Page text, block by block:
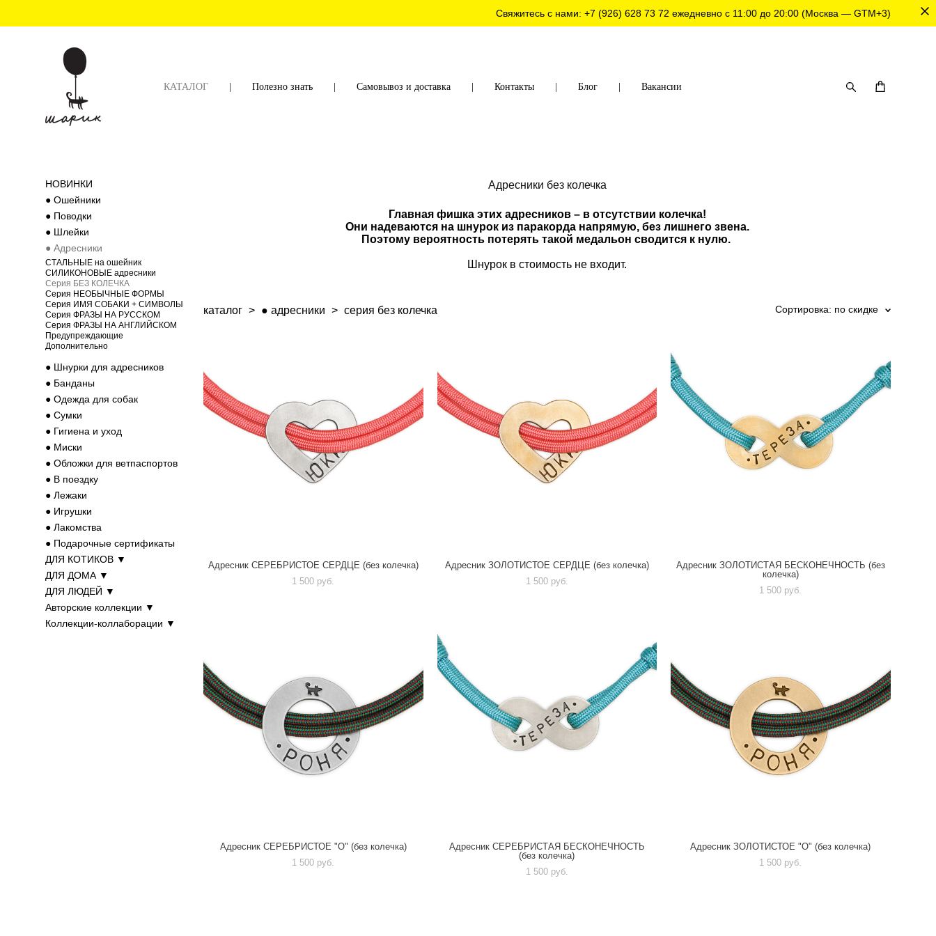
Свяжитесь с нами: +7 (926) 628 73 72 ежедневно с 11:00 до 20:00 (Москва — GTM+3)
КАТАЛОГ | Полезно знать | Самовывоз и доставка | Контакты | Блог | Вакансии
НОВИНКИ
● Ошейники
● Поводки
● Шлейки
● Адресники
СТАЛЬНЫЕ на ошейник
CИЛИКОНОВЫЕ адресники
Серия БЕЗ КОЛЕЧКА
Серия НЕОБЫЧНЫЕ ФОРМЫ
Серия ИМЯ СОБАКИ + СИМВОЛЫ
Серия ФРАЗЫ НА РУССКОМ
Серия ФРАЗЫ НА АНГЛИЙСКОМ
Предупреждающие
Дополнительно
● Шнурки для адресников
● Банданы
● Одежда для собак
● Cумки
● Гигиена и уход
● Миски
● Обложки для ветпаспортов
● В поездку
● Лежаки
● Игрушки
● Лакомства
● Подарочные сертификаты
ДЛЯ КОТИКОВ ▼
ДЛЯ ДОМА ▼
ДЛЯ ЛЮДЕЙ ▼
Авторские коллекции ▼
Коллекции-коллаборации ▼
Адресники без колечка
Главная фишка этих адресников – в отсутствии колечка!
Они надеваются на шнурок из паракорда напрямую, без лишнего звена.
Поэтому вероятность потерять такой медальон сводится к нулю.
Шнурок в стоимость не входит.
каталог > ● адресники > серия без колечка Сортировка: по скидке
Адресник СЕРЕБРИСТОЕ CЕРДЦЕ (без колечка)
1 500 pуб.
Адресник ЗОЛОТИСТОЕ CЕРДЦЕ (без колечка)
1 500 pуб.
Адресник ЗОЛОТИСТАЯ БЕСКОНЕЧНОСТЬ (без
колечка)
1 500 pуб.
Адресник СЕРЕБРИСТОЕ "О" (без колечка)
1 500 pуб.
Адресник CЕРЕБРИСТАЯ БЕСКОНЕЧНОСТЬ
(без колечка)
1 500 pуб.
Адресник ЗОЛОТИСТОЕ "О" (без колечка)
1 500 pуб.